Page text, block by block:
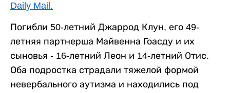
Daily Mail.
Погибли 50-летний Джаррод Клун, его 49-
летняя партнерша Майвенна Гоасду и их
сыновья - 16-летний Леон и 14-летний Отис.
Оба подростка страдали тяжелой формой
невербального аутизма и находились под